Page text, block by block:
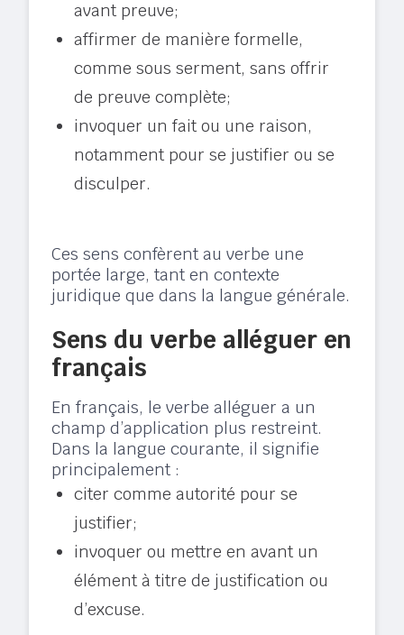
avant preuve;
affirmer de manière formelle,
comme sous serment, sans offrir
de preuve complète;
invoquer un fait ou une raison,
notamment pour se justifier ou se
disculper.
Ces sens confèrent au verbe une
portée large, tant en contexte
juridique que dans la langue générale.
Sens du verbe alléguer en
français
En français, le verbe alléguer a un
champ d’application plus restreint.
Dans la langue courante, il signifie
principalement :
citer comme autorité pour se
justifier;
invoquer ou mettre en avant un
élément à titre de justification ou
d’excuse.